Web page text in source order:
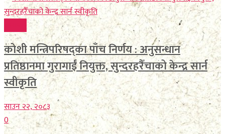
कोशी मन्त्रिपरिषद्का पाँच निर्णय : अनुसन्धान
प्रतिष्ठानमा गुरागाईं नियुक्त, सुन्दरहरैँचाको केन्द्र सार्न
स्वीकृति
साउन २२, २०८३
0